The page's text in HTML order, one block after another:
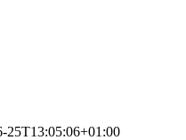
25T13:05:06+01:00